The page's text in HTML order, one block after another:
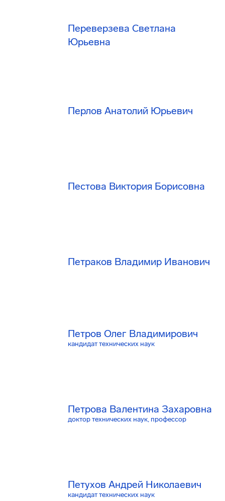
Переверзева Светлана
Юрьевна
Перлов Анатолий Юрьевич
Пестова Виктория Борисовна
Петраков Владимир Иванович
Петров Олег Владимирович
кандидат технических наук
Петрова Валентина Захаровна
доктор технических наук, профессор
Петухов Андрей Николаевич
кандидат технических наук